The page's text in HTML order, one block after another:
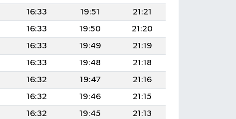
16:33 19:51
21:21
16:33 19:50
21:20
16:33 19:49
21:19
16:33 19:48
21:18
16:32 19:47
21:16
16:32 19:46
21:15
16:32 19:45
21:13